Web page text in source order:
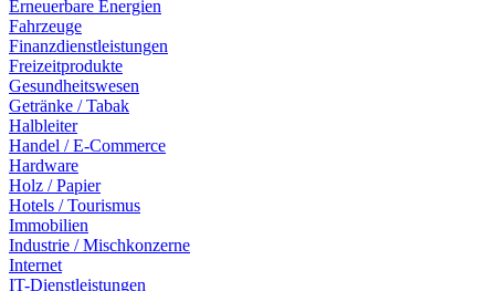
Erneuerbare Energien
Fahrzeuge
Finanzdienstleistungen
Freizeitprodukte
Gesundheitswesen
Getränke / Tabak
Halbleiter
Handel / E-Commerce
Hardware
Holz / Papier
Hotels / Tourismus
Immobilien
Industrie / Mischkonzerne
Internet
IT-Dienstleistungen